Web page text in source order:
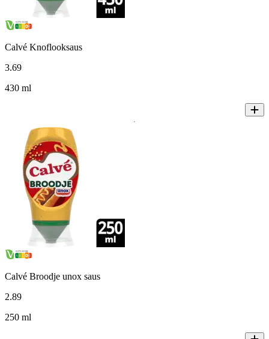
Calvé Knoflooksaus
3.69
430 ml
Calvé Broodje unox saus
2.89
250 ml